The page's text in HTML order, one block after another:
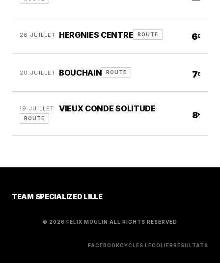
26 JUILLET HERGNIES CENTRE ROUTE 6 E
20 JUILLET BOUCHAIN ROUTE 7 E
19 JUILLET VIEUX CONDE SOLITUDE
ROUTE 8E
TEAM SPECIALIZED LILLE
© 2026 FÉLIX MOULIN ALL RIGHTS RESERVED
FACEBOOKCYCLES LECOLIERRÉSULTATS